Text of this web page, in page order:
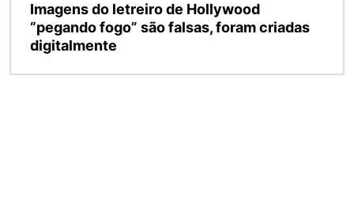
Imagens do letreiro de Hollywood
“pegando fogo” são falsas, foram criadas
digitalmente